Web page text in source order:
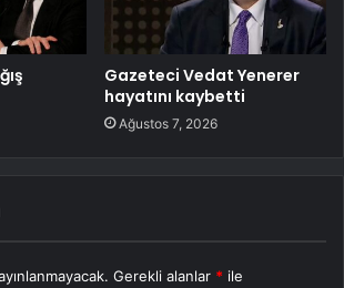
Gazeteci Vedat Yenerer
hayatını kaybetti
Ağustos 7, 2026
Gerekli alanlar * ile